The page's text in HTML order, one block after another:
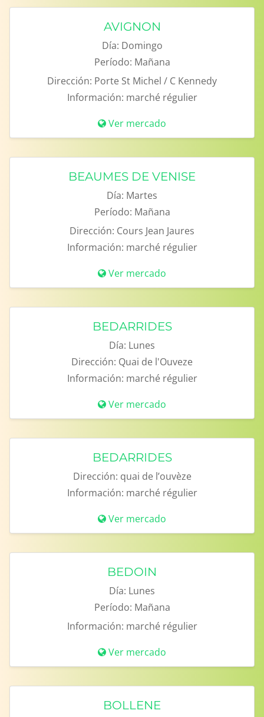
AVIGNON
Día: Domingo
Período: Mañana
Dirección: Porte St Michel / C Kennedy
Información: marché régulier
Ver mercado
BEAUMES DE VENISE
Día: Martes
Período: Mañana
Dirección: Cours Jean Jaures
Información: marché régulier
Ver mercado
BEDARRIDES
Día: Lunes
Dirección: Quai de l'Ouveze
Información: marché régulier
Ver mercado
BEDARRIDES
Dirección: quai de l’ouvèze
Información: marché régulier
Ver mercado
BEDOIN
Día: Lunes
Período: Mañana
Información: marché régulier
Ver mercado
BOLLENE